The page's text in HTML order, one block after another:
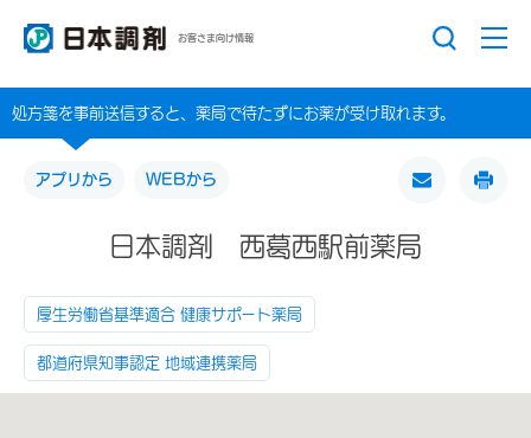
お客さま向け情報
処方箋を事前送信すると、薬局で待たずにお薬が受け取れます。
アプリから WEBから
日本調剤 西葛西駅前薬局
厚生労働省基準適合 健康サポート薬局
都道府県知事認定 地域連携薬局